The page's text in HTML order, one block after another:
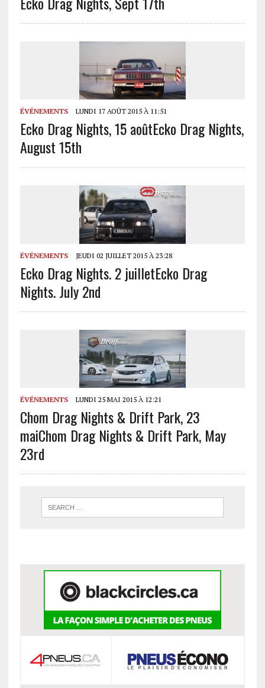
ÉVÉNEMENTS LUNDI 17 AOÛT 2015 À 11:51
Ecko Drag Nights, 15 aoûtEcko Drag Nights,
August 15th
ÉVÉNEMENTS JEUDI 02 JUILLET 2015 À 23:28
Ecko Drag Nights. 2 juilletEcko Drag
Nights. July 2nd
ÉVÉNEMENTS LUNDI 25 MAI 2015 À 12:21
Chom Drag Nights & Drift Park, 23
maiChom Drag Nights & Drift Park, May
23rd